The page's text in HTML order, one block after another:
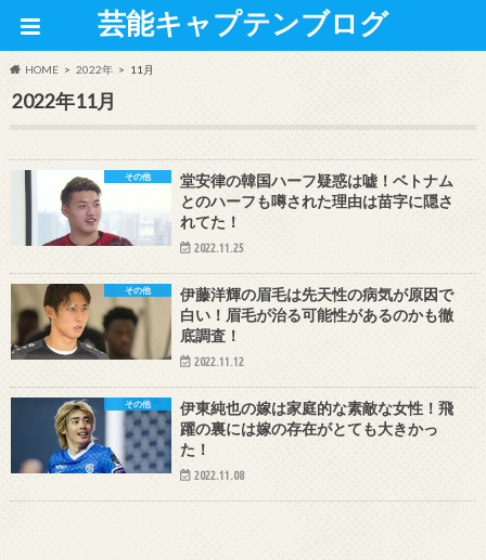
芸能キャプテンブログ
HOME 2022年 11月
2022年11月
その他
堂安律の韓国ハーフ疑惑は嘘！ベトナム
とのハーフも噂された理由は苗字に隠さ
れてた！
2022.11.25
その他
伊藤洋輝の眉毛は先天性の病気が原因で
白い！眉毛が治る可能性があるのかも徹
底調査！
2022.11.12
その他
伊東純也の嫁は家庭的な素敵な女性！飛
躍の裏には嫁の存在がとても大きかっ
た！
2022.11.08